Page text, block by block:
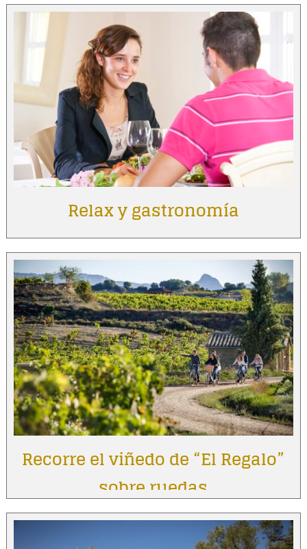
Relax y gastronomía
Recorre el viñedo de “El Regalo”
sobre ruedas